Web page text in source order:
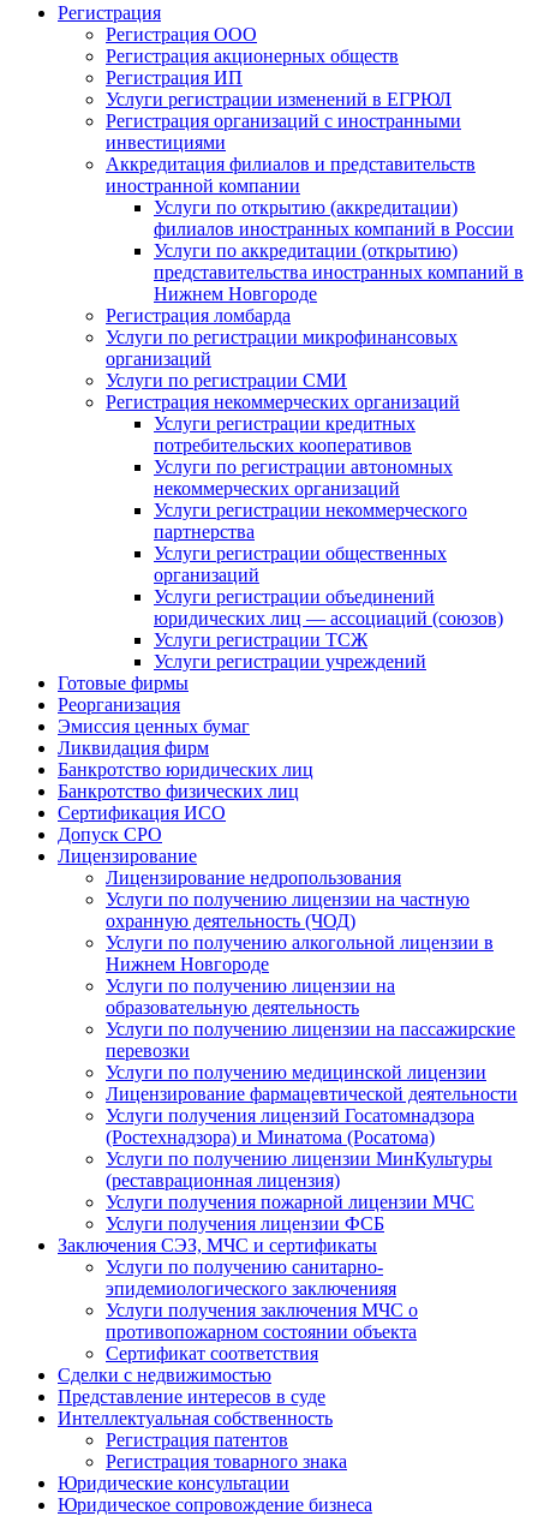
Регистрация
Регистрация ООО
Регистрация акционерных обществ
Регистрация ИП
Услуги регистрации изменений в ЕГРЮЛ
Регистрация организаций с иностранными
инвестициями
Аккредитация филиалов и представительств
иностранной компании
Услуги по открытию (аккредитации)
филиалов иностранных компаний в России
Услуги по аккредитации (открытию)
представительства иностранных компаний в
Нижнем Новгороде
Регистрация ломбарда
Услуги по регистрации микрофинансовых
организаций
Услуги по регистрации СМИ
Регистрация некоммерческих организаций
Услуги регистрации кредитных
потребительских кооперативов
Услуги по регистрации автономных
некоммерческих организаций
Услуги регистрации некоммерческого
партнерства
Услуги регистрации общественных
организаций
Услуги регистрации объединений
юридических лиц — ассоциаций (союзов)
Услуги регистрации ТСЖ
Услуги регистрации учреждений
Готовые фирмы
Реорганизация
Эмиссия ценных бумаг
Ликвидация фирм
Банкротство юридических лиц
Банкротство физических лиц
Сертификация ИСО
Допуск СРО
Лицензирование
Лицензирование недропользования
Услуги по получению лицензии на частную
охранную деятельность (ЧОД)
Услуги по получению алкогольной лицензии в
Нижнем Новгороде
Услуги по получению лицензии на
образовательную деятельность
Услуги по получению лицензии на пассажирские
перевозки
Услуги по получению медицинской лицензии
Лицензирование фармацевтической деятельности
Услуги получения лицензий Госатомнадзора
(Ростехнадзора) и Минатома (Росатома)
Услуги по получению лицензии МинКультуры
(реставрационная лицензия)
Услуги получения пожарной лицензии МЧС
Услуги получения лицензии ФСБ
Заключения СЭЗ, МЧС и сертификаты
Услуги по получению санитарно-
эпидемиологического заключенияя
Услуги получения заключения МЧС о
противопожарном состоянии объекта
Сертификат соответствия
Сделки с недвижимостью
Представление интересов в суде
Интеллектуальная собственность
Регистрация патентов
Регистрация товарного знака
Юридические консультации
Юридическое сопровождение бизнеса